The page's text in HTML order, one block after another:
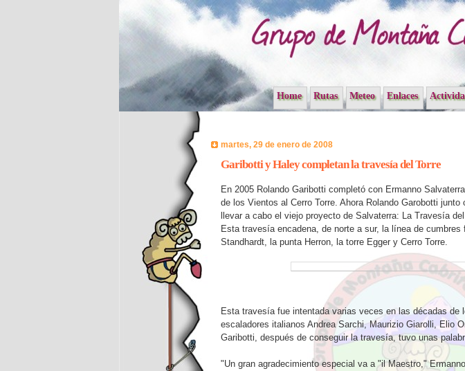
Home Rutas Meteo Enlaces
martes, 29 de enero de 2008
Garibotti y Haley completan la travesía del Torre
En 2005 Rolando Garibotti completó con Ermanno
de los Vientos al Cerro Torre. Ahora Rolando Garobotti
llevar a cabo el viejo proyecto de Salvaterra: La Travesía
Esta travesía encadena, de norte a sur, la línea de cumbres
Standhardt, la punta Herron, la torre Egger y Cerro Torre.
Esta travesía fue intentada varias veces en las décadas de
escaladores italianos Andrea Sarchi, Maurizio Giarolli, Elio
Garibotti, después de conseguir la travesía, tuvo unas
"Un gran agradecimiento especial va a "il Maestro,"